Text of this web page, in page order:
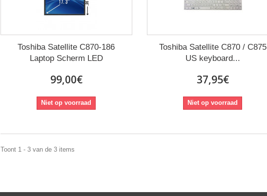
Toshiba Satellite C870-186
Laptop Scherm LED
99,00€
Niet op voorraad
Toshiba Satellite C870 / C875
US keyboard...
37,95€
Niet op voorraad
Toont 1 - 3 van de 3 items